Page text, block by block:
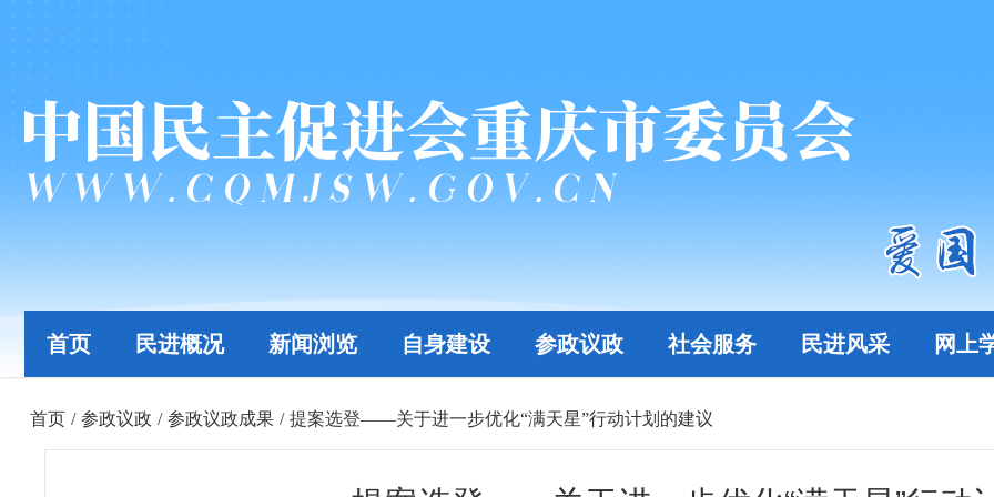
首页 民进概况 新闻浏览 自身建设 参政议政 社会服务 民进风采 网上
首页 / 参政议政 / 参政议政成果 / 提案选登——关于进一步优化“满天星”行动计划的建议